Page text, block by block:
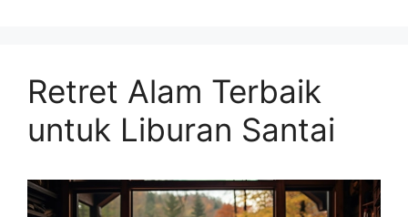
Retret Alam Terbaik
untuk Liburan Santai